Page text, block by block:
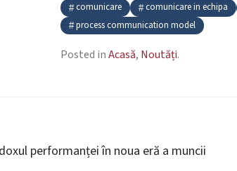
comunicare comunicare in echipa
process communication model
Posted inAcasă, Noutăți.
performanței în noua eră a muncii